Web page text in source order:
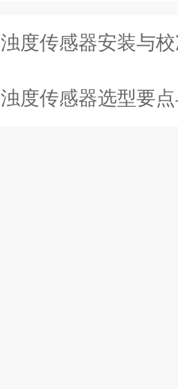
浊度传感器安装与校准
浊度传感器选型要点与水质监测